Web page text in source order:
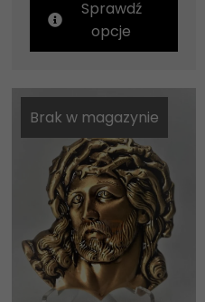
Sprawdź
opcje
Brak w magazynie